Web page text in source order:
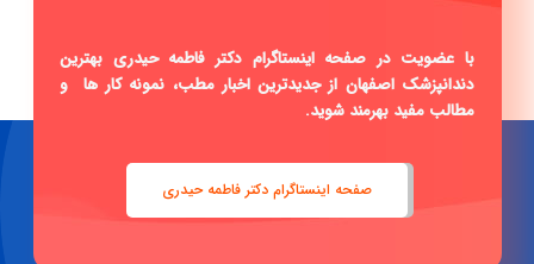
دندانپزشک اصفهان از جدیدترین اخبار مطب، نمونه کار ها و
مطالب مفید بهرمند شوید.